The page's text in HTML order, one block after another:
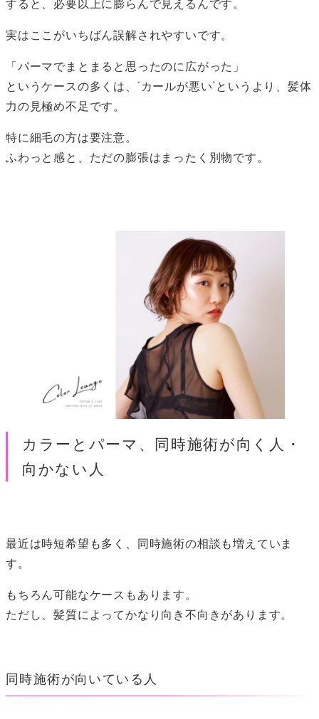
すると、必要以上に膨らんで見えるんです。
実はここがいちばん誤解されやすいです。
「パーマでまとまると思ったのに広がった」
というケースの多くは、“カールが悪い”というより、髪体
力の見極め不足です。
特に細毛の方は要注意。
ふわっと感と、ただの膨張はまったく別物です。
カラーとパーマ、同時施術が向く人・
向かない人
最近は時短希望も多く、同時施術の相談も増えていま
す。
もちろん可能なケースもあります。
ただし、髪質によってかなり向き不向きがあります。
同時施術が向いている人